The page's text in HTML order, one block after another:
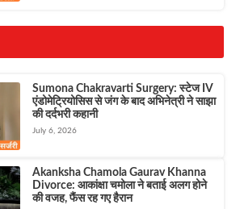
Sumona Chakravarti Surgery: स्टेज IV
एंडोमेट्रियोसिस से जंग के बाद अभिनेत्री ने साझा
की दर्दभरी कहानी
July 6, 2026
Akanksha Chamola Gaurav Khanna
Divorce: आकांक्षा चमोला ने बताई अलग होने
की वजह, फैंस रह गए हैरान